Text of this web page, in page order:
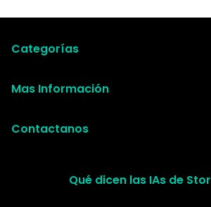
Categorías
Mas Información
Contactanos
Qué dicen las IAs de